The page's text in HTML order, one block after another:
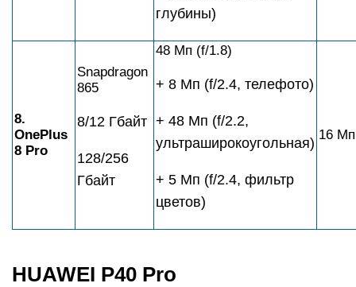
глубины)
8.
OnePlus
8 Pro
Snapdragon
865
8/12 Гбайт
128/256
Гбайт
48 Мп (f/1.8)
+ 8 Мп (f/2.4, телефото)
+ 48 Мп (f/2.2,
ультраширокоугольная)
+ 5 Mп (f/2.4, фильтр
цветов)
16
HUAWEI P40 Pro